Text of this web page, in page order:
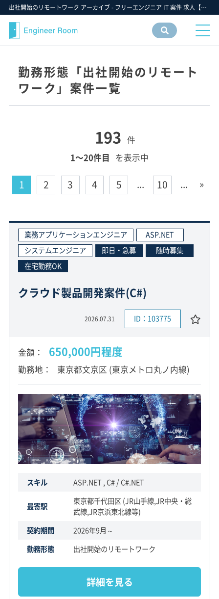
出社開始のリモートワーク アーカイブ - フリーエンジニア IT 案件 求人【エンジニアルーム】ITフリーランス ITエンジニア IT個人事業主 仕事 転職 募集
勤務形態「出社開始のリモート
ワーク」案件一覧
193 件
1〜20件目
を表示中
1 2 3 4 5 ... 10 ... »
業務アプリケーションエンジニア
ASP.NET
システムエンジニア
即日・急募
随時募集
在宅勤務OK
クラウド製品開発案件(C#)
2026.07.31 ID：103775
金額 650,000円程度
勤務地 東京都文京区 (東京メトロ丸ノ内線)
スキル ASP.NET , C# / C#.NET
最寄駅
東京都千代田区 (JR山手線,JR中央・総
武線,JR京浜東北線等)
契約期間
2026年9月～
勤務形態
出社開始のリモートワーク
詳細を見る